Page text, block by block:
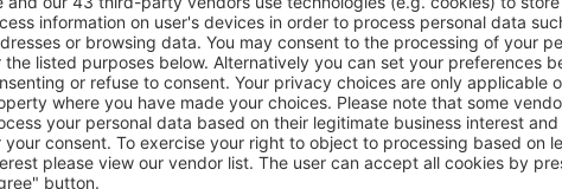
PSA PMO Volo diretto
Durata totale del viaggio: 1h 20min dettagli